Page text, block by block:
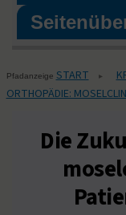
Pfadanzeige START ▸
ORTHOPÄDIE:
Die